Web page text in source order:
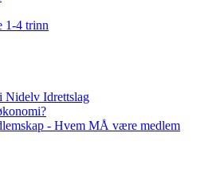
1-4 trinn
Nidelv Idrettslag
- Hvem MÅ være medlem